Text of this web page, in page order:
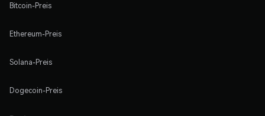
Bitcoin-Preis
Ethereum-Preis
Solana-Preis
Dogecoin-Preis